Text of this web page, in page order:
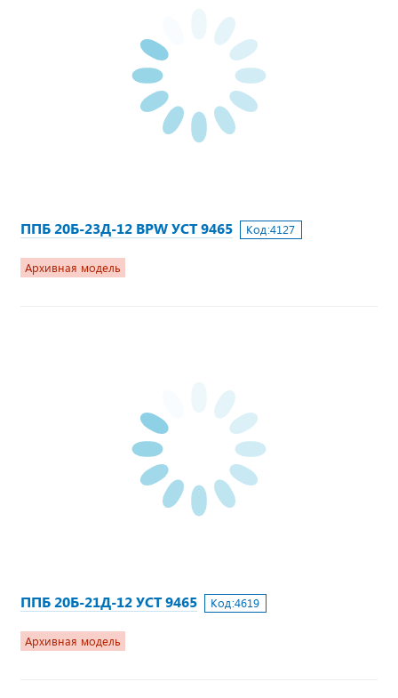
ППБ 20Б-23Д-12 BPW УСТ 9465 Код:4127
Архивная модель
ППБ 20Б-21Д-12 УСТ 9465 Код:4619
Архивная модель